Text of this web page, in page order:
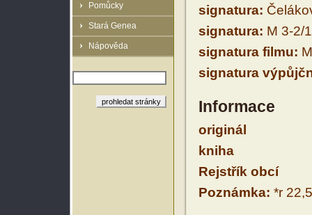
Pomůcky
Stará Genea
Nápověda
signatura:
signatura: M 3-2/
signatura filmu:
signatura
Informace
originál
kniha
Rejstřík obcí
Poznámka: *r